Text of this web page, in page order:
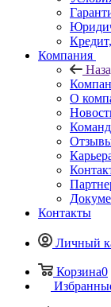
Компания
О
Контакты
Личный
Корзина0